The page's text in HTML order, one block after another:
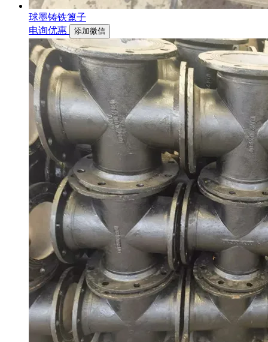
球墨铸铁篦子
电询优惠
添加微信